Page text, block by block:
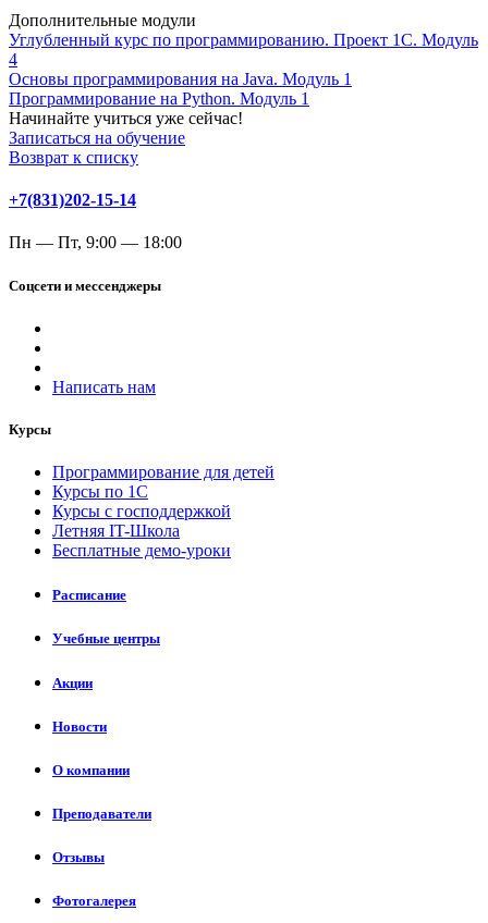
Дополнительные модули
Углубленный курс по программированию. Проект 1С. Модуль
4
Основы программирования на Java. Модуль 1
Программирование на Python. Модуль 1
Начинайте учиться уже сейчас!
Записаться на обучение
Возврат к списку
+7(831)202-15-14
Пн — Пт, 9:00 — 18:00
Соцсети и мессенджеры
Написать нам
Курсы
Программирование для детей
Курсы по 1С
Курсы с господдержкой
Летняя IT-Школа
Бесплатные демо-уроки
Расписание
Учебные центры
Акции
Новости
О компании
Преподаватели
Отзывы
Фотогалерея